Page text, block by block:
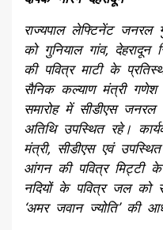
राज्यपाल लेफ्टिनेंट जनरल
को गुनियाल गांव,
की पवित्र माटी के
सैनिक कल्याण मंत्री गणेश
समारोह में सीडीएस जनरल
अतिथि उपस्थित रहे।
मंत्री, सीडीएस एवं उपस्थित
आंगन की पवित्र मिट्टी
नदियों के पवित्र जल को
‘अमर जवान ज्योति’ की